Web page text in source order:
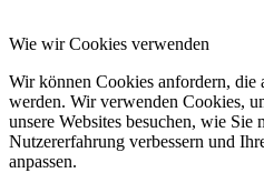
Wie wir Cookies verwenden
Wir können Cookies anfordern, die
werden. Wir verwenden Cookies,
unsere Websites besuchen, wie Sie
Nutzererfahrung verbessern und
anpassen.